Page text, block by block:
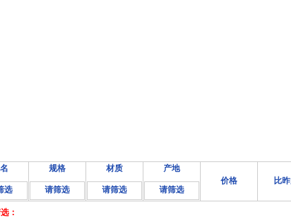
选
规格
请筛选
材质
请筛选
产地
请筛选
价格 比
：